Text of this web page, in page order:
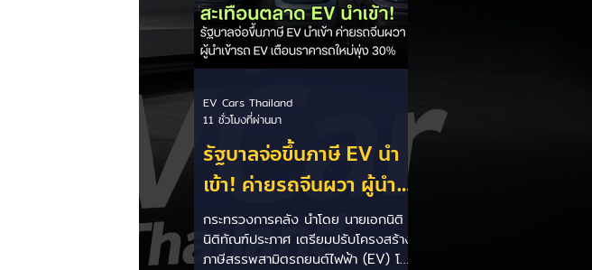
รัฐบาลจ่อขึ้นภาษี EV นำ
เข้า! ค่ายรถจีนผวา ผู้นำ
เข้ารถ EV เตือนราคารถ
ใหม่พุ่ง 30%
กระทรวงการคลัง นำโดย นายเอกนิติ
นิติทัณฑ์ประภาศ เตรียมปรับโครงสร้าง
ภาษีสรรพสามิตรถยนต์ไฟฟ้า (EV) โดย
EV Cars Thailand
11 ชั่วโมงที่ผ่านมา